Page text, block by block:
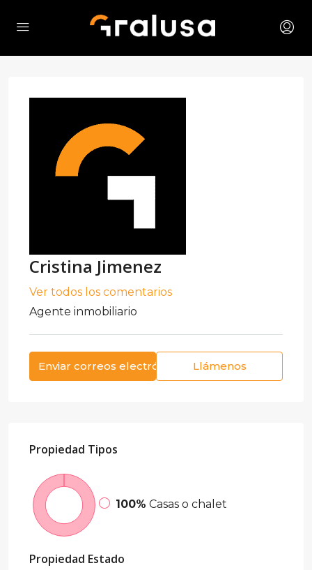
Cristina Jimenez
Ver todos los comentarios
Agente inmobiliario
Enviar correos electrónicos Llámenos
Propiedad Tipos
100% Casas o chalet
Propiedad Estado